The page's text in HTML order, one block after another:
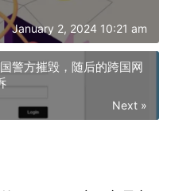
January 2, 2024 10:21 am
警方摧毁，随后的跨国网
Next »